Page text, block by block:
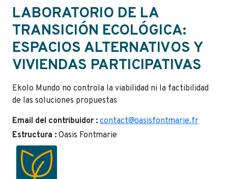
LABORATORIO DE LA
TRANSICIÓN ECOLÓGICA:
ESPACIOS ALTERNATIVOS Y
VIVIENDAS PARTICIPATIVAS
Ekolo Mundo no controla la viabilidad ni la factibilidad
de las soluciones propuestas
Email del contribuidor : contact@oasisfontmarie.fr
Estructura : Oasis Fontmarie